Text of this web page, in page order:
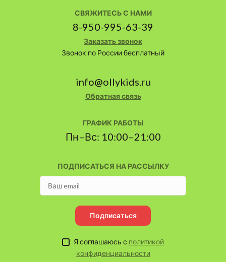
ПОДПИСАТЬСЯ НА РАССЫЛКУ
Подписаться
Я соглашаюсь с политикой
конфиденциальности
СВЯЖИТЕСЬ С НАМИ
8-950-995-63-39
Заказать звонок
Звонок по России бесплатный
info@ollykids.ru
Обратная связь
ГРАФИК РАБОТЫ
Пн–Вс: 10:00–21:00